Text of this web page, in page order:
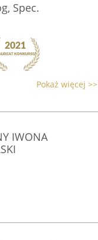
Spec.
Pokaż więcej >>
IWONA